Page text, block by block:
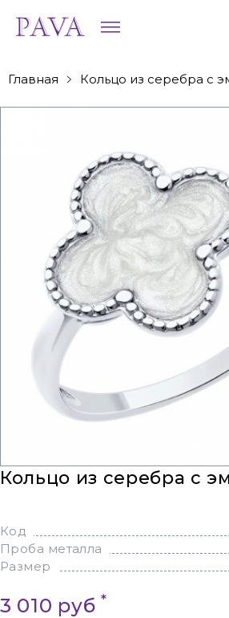
Главная Кольцо из серебра с
Кольцо из серебра с
Код
Проба металла
Размер
3 010 руб*